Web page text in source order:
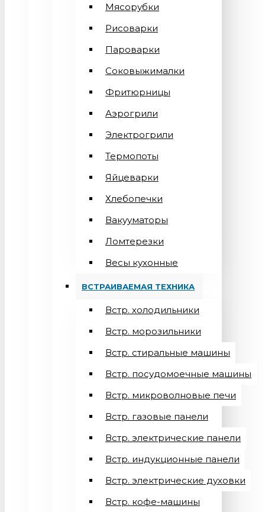
Мясорубки
Рисоварки
Пароварки
Соковыжималки
Фритюрницы
Аэрогрили
Электрогрили
Термопоты
Яйцеварки
Хлебопечки
Вакууматоры
Ломтерезки
Весы кухонные
ВСТРАИВАЕМАЯ ТЕХНИКА
Встр. холодильники
Встр. морозильники
Встр. стиральные машины
Встр. посудомоечные машины
Встр. микроволновые печи
Встр. газовые панели
Встр. электрические панели
Встр. индукционные панели
Встр. электрические духовки
Встр. кофе-машины